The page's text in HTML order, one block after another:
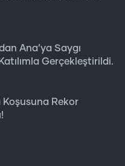
Ana’ya Saygı
Gerçekleştirildi.
Rekor